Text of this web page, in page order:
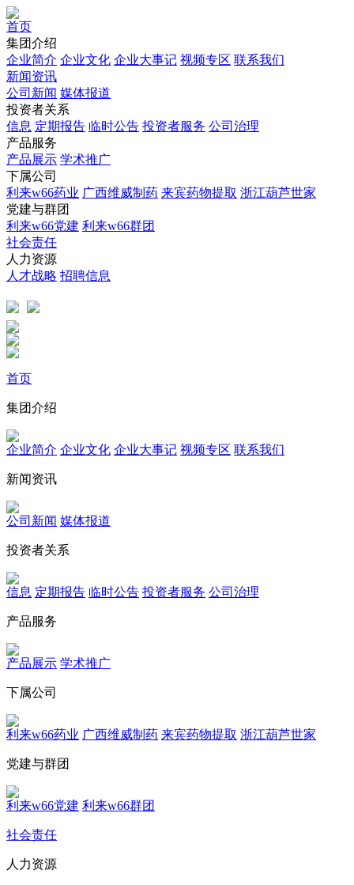
首页
集团介绍
企业简介 企业文化 企业⼤事记 视频专区 联系我们
新闻资讯
公司新闻 媒体报道
投资者关系
信息 定期报告 临时公告 投资者服务 公司治理
产品服务
产品展示 学术推广
下属公司
利来w66药业 广西维威制药 来宾药物提取 浙江葫芦世家
党建与群团
利来w66党建 利来w66群团
社会责任
人力资源
人才战略 招聘信息
首页
集团介绍
企业简介 企业文化 企业⼤事记 视频专区 联系我们
新闻资讯
公司新闻 媒体报道
投资者关系
信息 定期报告 临时公告 投资者服务 公司治理
产品服务
产品展示 学术推广
下属公司
利来w66药业 广西维威制药 来宾药物提取 浙江葫芦世家
党建与群团
利来w66党建 利来w66群团
社会责任
人力资源